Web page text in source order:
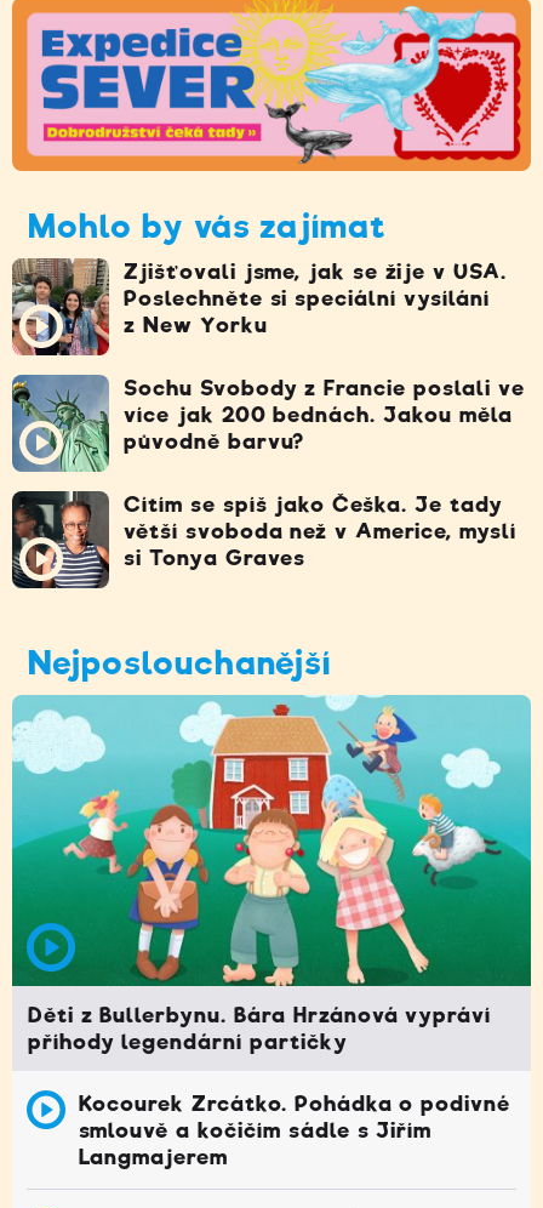
Mohlo by vás zajímat
Zjišťovali jsme, jak se žije v USA.
Poslechněte si speciální vysílání
z New Yorku
Sochu Svobody z Francie poslali ve
více jak 200 bednách. Jakou měla
původně barvu?
Cítím se spíš jako Češka. Je tady
větší svoboda než v Americe, myslí
si Tonya Graves
Nejposlouchanější
Děti z Bullerbynu. Bára Hrzánová vypráví
příhody legendární partičky
Kocourek Zrcátko. Pohádka o podivné
smlouvě a kočičím sádle s Jiřím
Langmajerem